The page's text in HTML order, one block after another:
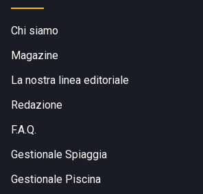
Chi siamo
Magazine
La nostra linea editoriale
Redazione
F.A.Q.
Gestionale Spiaggia
Gestionale Piscina